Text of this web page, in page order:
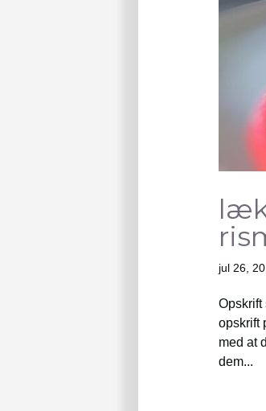
jul 26,
Opskrift
opskrift
med at
dem...